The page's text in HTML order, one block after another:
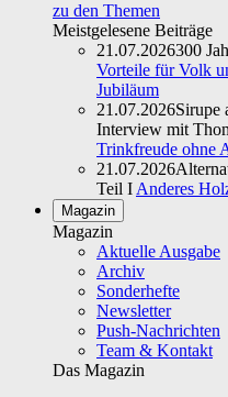
zu den Themen
Meistgelesene Beiträge
21.07.2026300
Vorteile für Volk
Jubiläum
21.07.2026Sirupe
Interview mit
Trinkfreude ohne
21.07.2026
Teil I Anderes
Magazin
Magazin
Aktuelle Ausgabe
Archiv
Sonderhefte
Newsletter
Push-Nachrichten
Team & Kontakt
Das Magazin